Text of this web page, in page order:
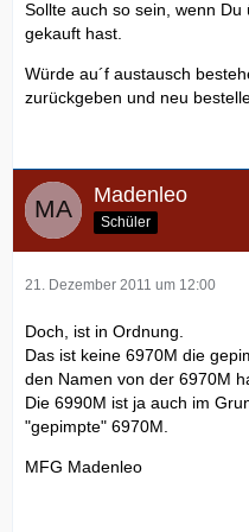
Unterstützt Windows 2.x :
Streckt/komprimiert
unterstützt Skalierung :
Palettenbasiertes Gerät :
Kann Keile zeichnen : Ja
Kann Diagramme zeichnen
Kann weite Rahmen
Kann entworfene Rahmen
Kann weite, entworfene
Treiber Zeilenressourcen
Kann weite Linien
Kann weite, entworfene
Kann Markierungszeichen
Kann
Treiber Polygonressourcen
Kann Scanlinien zeichnen :
Kann weite Rahmen
Kann weite, entworfene
Kann Innenräume zeichnen
Treiber Textressourcen
Unterstützt Stroke
Unterstützt
Sollte auch so sein, wenn
gekauft hast.
Würde au´f austausch
zurückgeben und neu
Madenleo
Schüler
21. Dezember 2011 um 12:00
Doch, ist in Ordnung.
Das ist keine 6970M die
den Namen von der 6970M
Die 6990M ist ja auch im
"gepimpte" 6970M.
MFG Madenleo